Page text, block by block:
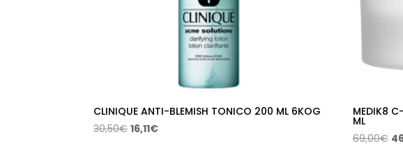
CLINIQUE ANTI-BLEMISH TONICO 200 ML 6KOG
30,50€El
16,11€El
MEDIK8
ML
69,00€ El